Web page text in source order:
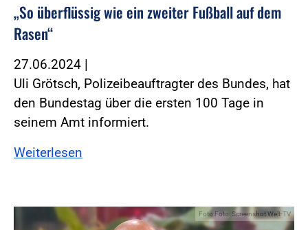
„So überflüssig wie ein zweiter Fußball auf dem
Rasen“
27.06.2024 |
Uli Grötsch, Polizeibeauftragter des Bundes, hat
den Bundestag über die ersten 100 Tage in
seinem Amt informiert.
Weiterlesen
Foto:Foto: Screenshot Welt-TV